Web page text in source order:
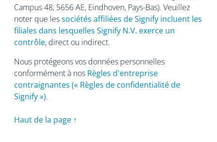
Campus 48, 5656AE, Eindhoven, Pays-Bas). Veuillez
noter que lessociétés affiliées de Signify incluent les
filiales dans lesquelles Signify N.V. exerce un
contrôle, direct ou indirect.
Nous protégeons vos données personnelles
conformément à nos Règles d'entreprise
contraignantes (« Règles de confidentialité de
Signify »).
Haut de la page ↑